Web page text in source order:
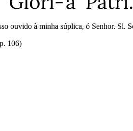
ouvido à minha súplica, ó Senhor.
106)